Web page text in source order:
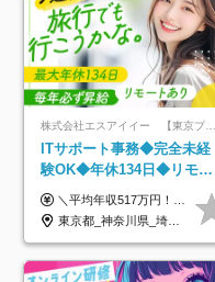
株式会社エスアイイー 【東京プロマーケット上場】
ITサポート事務◆完全未経
験OK◆年休134日◆リモー
トOK◆残業月7h以下◆賞与
年3回◆5年目まで必ず昇給
＼平均年収517万円！入社5年目まで毎年必ず昇給／ ■賞与年3回 ■年収800万円以上も可 ■入社3年以上の平均年収469.2万円 月給23万2000円以上＋賞与年3回＋各種手当 ☆入社5年目まで最大1万5000円の定期昇給を確約 ┃各種手当充実 ・規定の資格を取得すれば、2000円～5万円を毎月支給（2万4000円～60万円／年） ・研修中に取得した取得率95％の資格でも研修後の給料UP ※月給は年齢・経験・能力を考慮して、優遇いたします ※上記月給金額は固定残業代（20時間/3万1300円円以上）を含み、超過分は別途支給いたします ※試用期間（6ヶ月）は月給に変動はありますが、その他待遇に差異はありません ├入社後1ヶ月～3ヶ月間は、月給20万1900円となります └上記金額は固定残業代（10時間／1万6000円）を含み、超過分は別途支給いたします
東京都_神奈川県_埼玉県_千葉県_大阪府_愛知県_北海道_青森県_岩手県_宮城県_秋田県_山形県_福島県_茨城県_栃木県_群馬県_新潟県_山梨県_長野県_富山県_石川県_福井県_静岡県_岐阜県_三重県_兵庫県_京都府_滋賀県_奈良県_和歌山県_広島県_岡山県_鳥取県_島根県_山口県_徳島県_香川県_愛媛県_高知県_福岡県_熊本県_佐賀県_長崎県_大分県_宮崎県_鹿児島県_沖縄県